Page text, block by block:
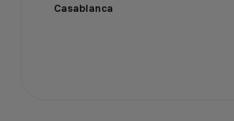
Casablanca